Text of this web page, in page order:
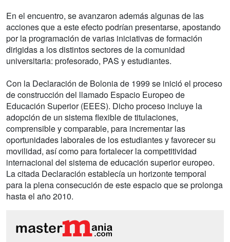
En el encuentro, se avanzaron además algunas de las
acciones que a este efecto podrían presentarse, apostando
por la programación de varias iniciativas de formación
dirigidas a los distintos sectores de la comunidad
universitaria: profesorado, PAS y estudiantes.
Con la Declaración de Bolonia de 1999 se inició el proceso
de construcción del llamado Espacio Europeo de
Educación Superior (EEES). Dicho proceso incluye la
adopción de un sistema flexible de titulaciones,
comprensible y comparable, para incrementar las
oportunidades laborales de los estudiantes y favorecer su
movilidad, así como para fortalecer la competitividad
internacional del sistema de educación superior europeo.
La citada Declaración establecía un horizonte temporal
para la plena consecución de este espacio que se prolonga
hasta el año 2010.